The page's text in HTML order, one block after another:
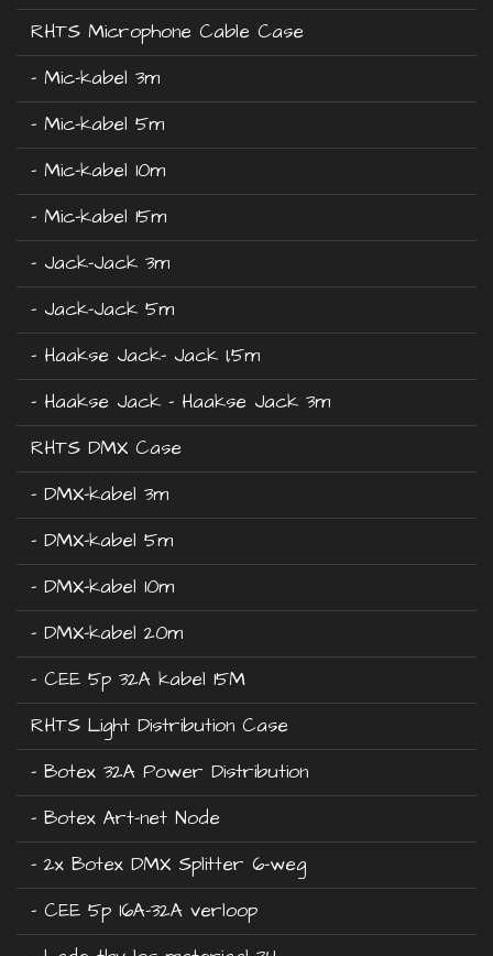
RHTS Microphone Cable Case
- Mic-kabel 3m
- Mic-kabel 5m
- Mic-kabel 10m
- Mic-kabel 15m
- Jack-Jack 3m
- Jack-Jack 5m
- Haakse Jack- Jack 1,5m
- Haakse Jack - Haakse Jack 3m
RHTS DMX Case
- DMX-kabel 3m
- DMX-kabel 5m
- DMX-kabel 10m
- DMX-kabel 20m
- CEE 5p 32A kabel 15M
RHTS Light Distribution Case
- Botex 32A Power Distribution
- Botex Art-net Node
- 2x Botex DMX Splitter 6-weg
- CEE 5p 16A-32A verloop